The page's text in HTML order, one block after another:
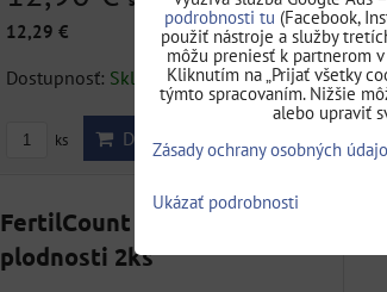
12,29 €
Dostupnosť: Skladom
ks DO KOŠÍKA
FertilCount Test mužskej
plodnosti 2ks
ks DO
podrobnosti tu (Facebook,
použiť nástroje a služby
môžu preniesť k partnerom
Kliknutím na „Prijať všetky
týmto spracovaním. Nižšie
alebo upraviť
Zásady ochrany osobných
Ukázať podrobnosti